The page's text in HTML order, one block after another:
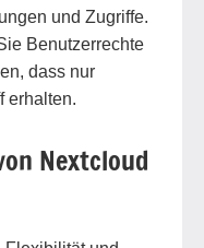
und Zugriffe.
Benutzerrechte
dass nur
erhalten.
Nextcloud